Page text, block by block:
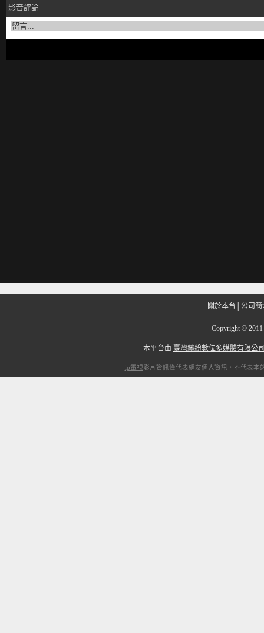
影音評論
關於本台 公司簡
Copyright ©
本平台由 臺灣繽紛數位多媒體有限公
ip電視影片資訊僅代表網友個人資訊，不代表本